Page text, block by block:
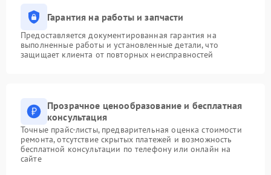
Гарантия на работы и запчасти
Предоставляется документированная гарантия на
выполненные работы и установленные детали, что
защищает клиента от повторных неисправностей
Прозрачное ценообразование и бесплатная
консультация
Точные прайс-листы, предварительная оценка стоимости
ремонта, отсутствие скрытых платежей и возможность
бесплатной консультации по телефону или онлайн на
сайте